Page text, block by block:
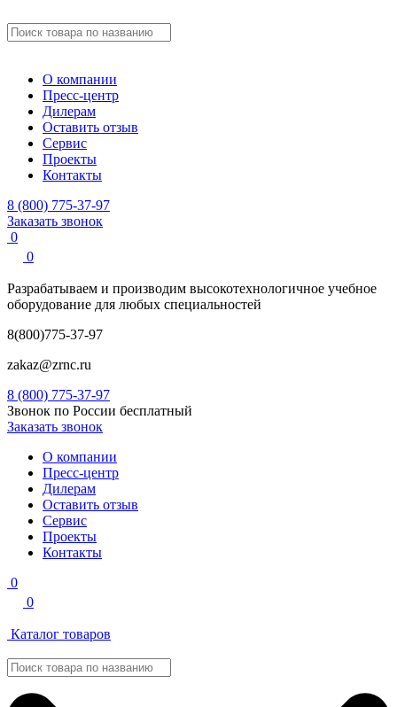
О компании
Пресс-центр
Дилерам
Оставить отзыв
Сервис
Проекты
Контакты
8 (800) 775-37-97
Заказать звонок
0
0
Разрабатываем и производим высокотехнологичное учебное
оборудование для любых специальностей
8(800)775-37-97
zakaz@zrnc.ru
8 (800) 775-37-97
Звонок по России бесплатный
Заказать звонок
О компании
Пресс-центр
Дилерам
Оставить отзыв
Сервис
Проекты
Контакты
0
0
Каталог товаров